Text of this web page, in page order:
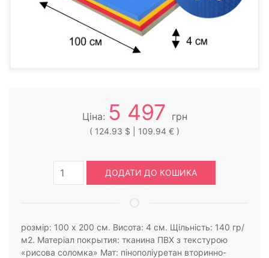
Ціна: 5 497 грн
( 124.93 $ | 109.94 € )
ДОДАТИ ДО КОШИКА
розмір: 100 х 200 см. Висота: 4 см. Щільність: 140 гр/
м2. Матеріал покрытия: тканина ПВХ з текстурою
«рисова соломка» Мат: пінополіуретан вторинно-